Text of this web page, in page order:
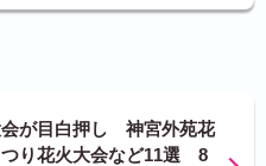
会が目白押し 神宮外苑花
つり花火大会など11選 8